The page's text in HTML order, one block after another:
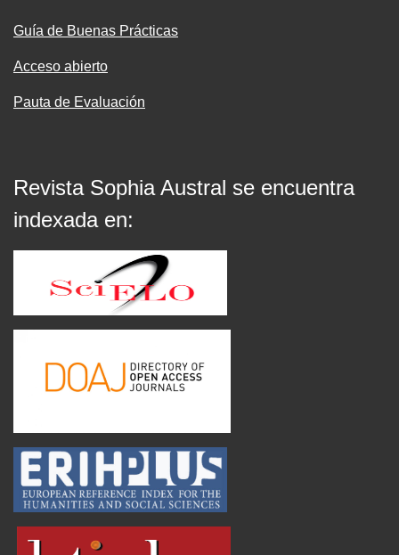
Guía de Buenas Prácticas
Acceso abierto
Pauta de Evaluación
Revista Sophia Austral se encuentra
indexada en: